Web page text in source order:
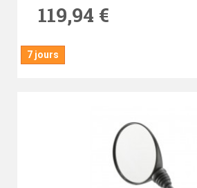
119,94 €
7 jours